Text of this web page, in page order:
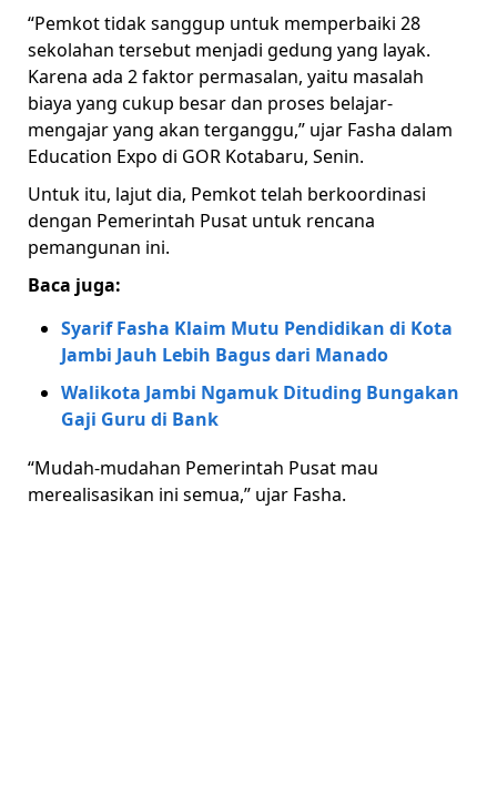
“Pemkot tidak sanggup untuk memperbaiki 28
sekolahan tersebut menjadi gedung yang layak.
Karena ada 2 faktor permasalan, yaitu masalah
biaya yang cukup besar dan proses belajar-
mengajar yang akan terganggu,” ujar Fasha dalam
Education Expo di GOR Kotabaru, Senin.
Untuk itu, lajut dia, Pemkot telah berkoordinasi
dengan Pemerintah Pusat untuk rencana
pemangunan ini.
Baca juga:
Syarif Fasha Klaim Mutu Pendidikan di Kota
Jambi Jauh Lebih Bagus dari Manado
Walikota Jambi Ngamuk Dituding Bungakan
Gaji Guru di Bank
“Mudah-mudahan Pemerintah Pusat mau
merealisasikan ini semua,” ujar Fasha.